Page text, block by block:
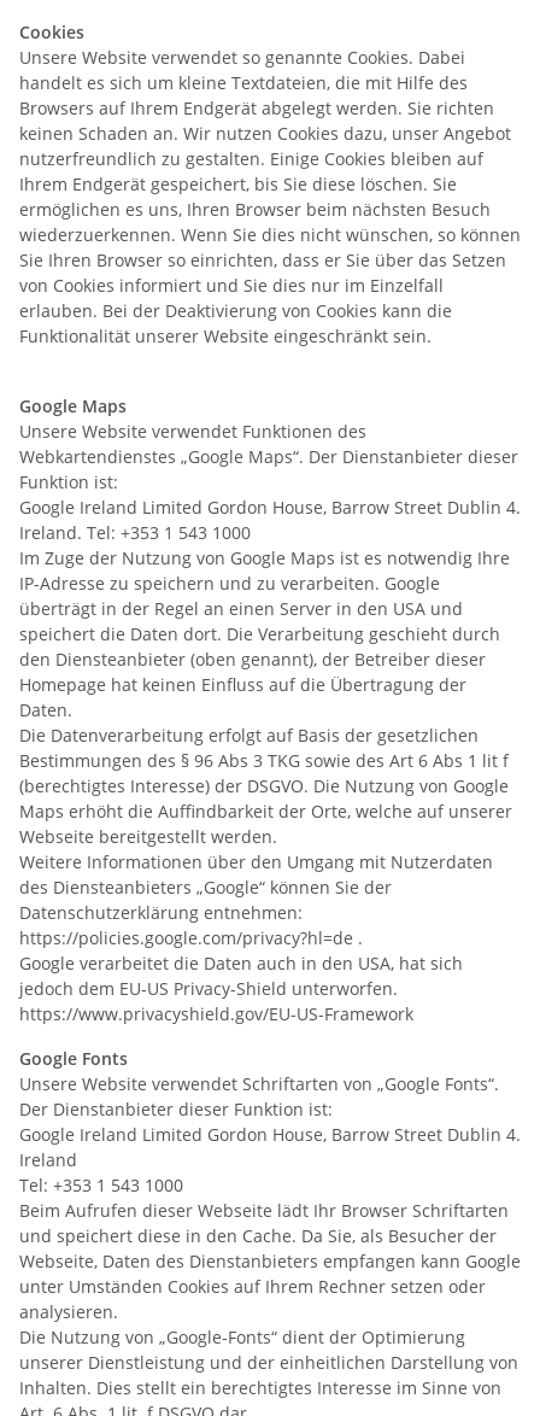
Cookies
Unsere Website verwendet so genannte Cookies. Dabei
handelt es sich um kleine Textdateien, die mit Hilfe des
Browsers auf Ihrem Endgerät abgelegt werden. Sie richten
keinen Schaden an. Wir nutzen Cookies dazu, unser Angebot
nutzerfreundlich zu gestalten. Einige Cookies bleiben auf
Ihrem Endgerät gespeichert, bis Sie diese löschen. Sie
ermöglichen es uns, Ihren Browser beim nächsten Besuch
wiederzuerkennen. Wenn Sie dies nicht wünschen, so können
Sie Ihren Browser so einrichten, dass er Sie über das Setzen
von Cookies informiert und Sie dies nur im Einzelfall
erlauben. Bei der Deaktivierung von Cookies kann die
Funktionalität unserer Website eingeschränkt sein.
Google Maps
Unsere Website verwendet Funktionen des
Webkartendienstes „Google Maps“. Der Dienstanbieter dieser
Funktion ist:
Google Ireland Limited Gordon House, Barrow Street Dublin 4.
Ireland. Tel: +353 1 543 1000
Im Zuge der Nutzung von Google Maps ist es notwendig Ihre
IP-Adresse zu speichern und zu verarbeiten. Google
überträgt in der Regel an einen Server in den USA und
speichert die Daten dort. Die Verarbeitung geschieht durch
den Diensteanbieter (oben genannt), der Betreiber dieser
Homepage hat keinen Einfluss auf die Übertragung der
Daten.
Die Datenverarbeitung erfolgt auf Basis der gesetzlichen
Bestimmungen des § 96 Abs 3 TKG sowie des Art 6 Abs 1 lit f
(berechtigtes Interesse) der DSGVO. Die Nutzung von Google
Maps erhöht die Auffindbarkeit der Orte, welche auf unserer
Webseite bereitgestellt werden.
Weitere Informationen über den Umgang mit Nutzerdaten
des Diensteanbieters „Google“ können Sie der
Datenschutzerklärung entnehmen:
https://policies.google.com/privacy?hl=de .
Google verarbeitet die Daten auch in den USA, hat sich
jedoch dem EU-US Privacy-Shield unterworfen.
https://www.privacyshield.gov/EU-US-Framework
Google Fonts
Unsere Website verwendet Schriftarten von „Google Fonts“.
Der Dienstanbieter dieser Funktion ist:
Google Ireland Limited Gordon House, Barrow Street Dublin 4.
Ireland
Tel: +353 1 543 1000
Beim Aufrufen dieser Webseite lädt Ihr Browser Schriftarten
und speichert diese in den Cache. Da Sie, als Besucher der
Webseite, Daten des Dienstanbieters empfangen kann Google
unter Umständen Cookies auf Ihrem Rechner setzen oder
analysieren.
Die Nutzung von „Google-Fonts“ dient der Optimierung
unserer Dienstleistung und der einheitlichen Darstellung von
Inhalten. Dies stellt ein berechtigtes Interesse im Sinne von